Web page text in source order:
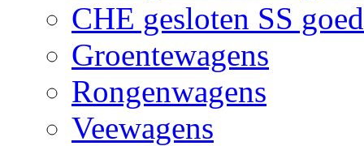
CHE gesloten SS
Groentewagens
Rongenwagens
Veewagens